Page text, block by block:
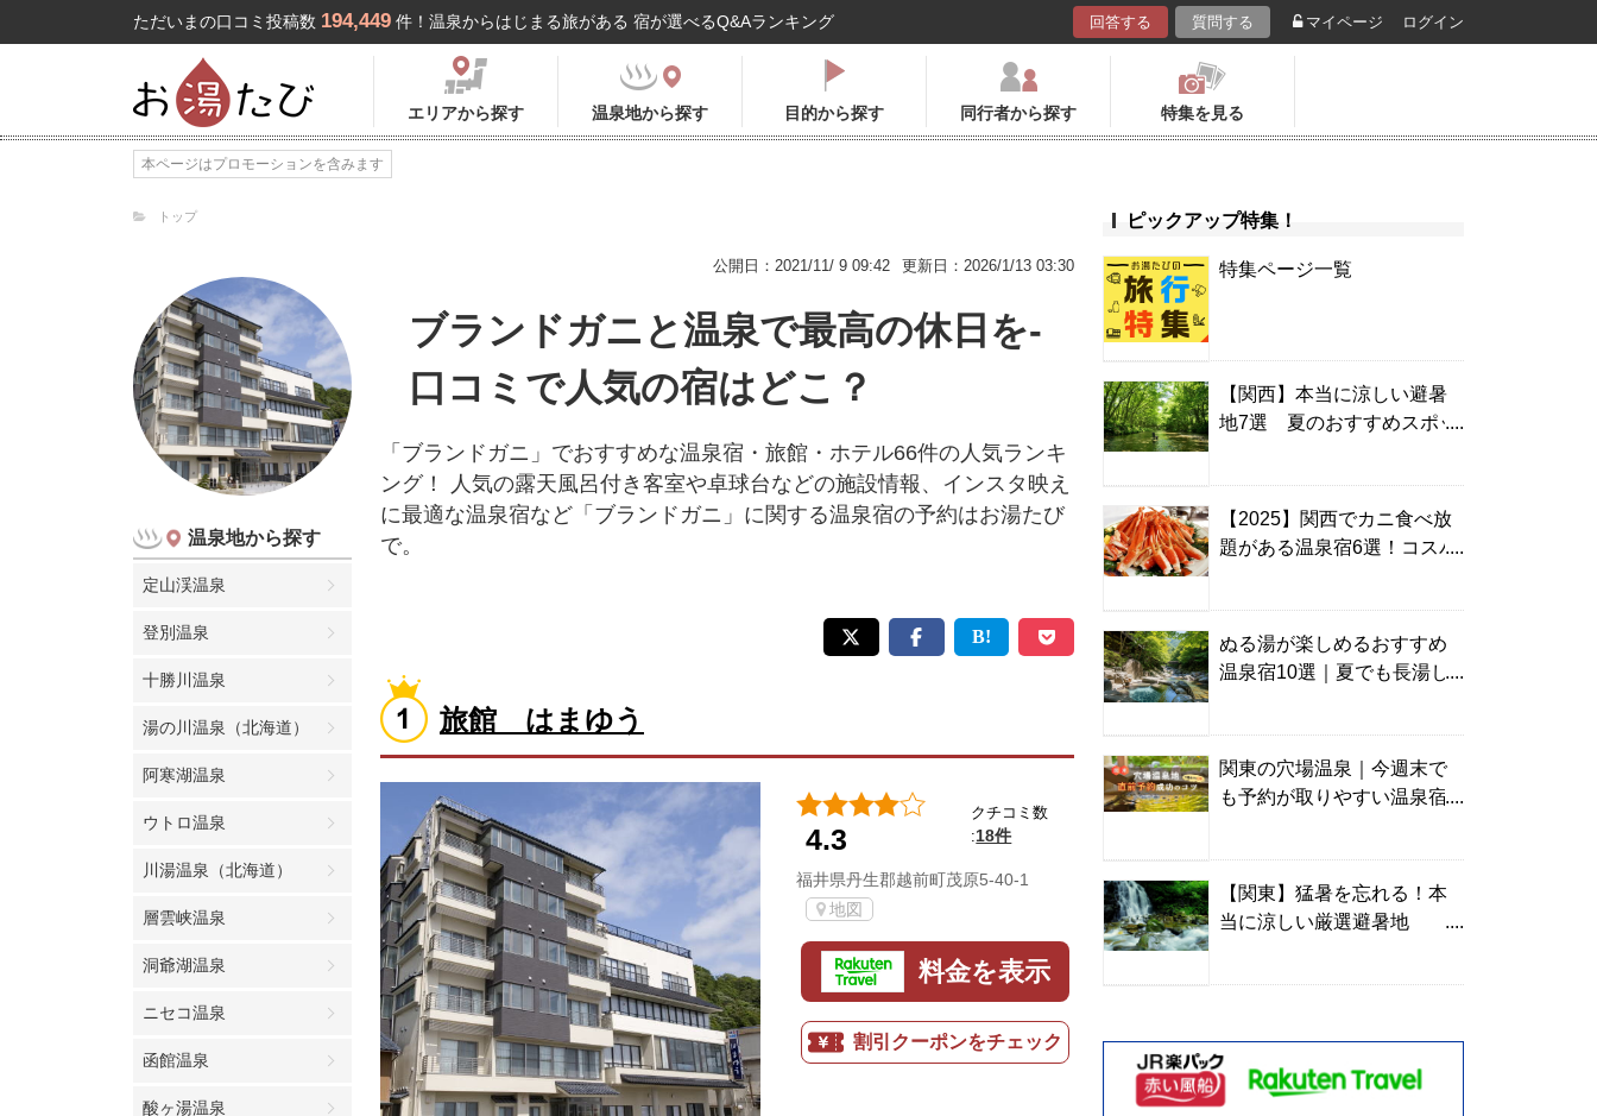
ただいまの口コミ投稿数 194,449 件！温泉からはじまる旅がある 宿が選べるQ&Aランキング 回答する 質問する マイページ ログイン
エリアから探す 温泉地から探す 目的から探す 同行者から探す 特集を見る
本ページはプロモーションを含みます
トップ
公開日：2021/11/ 9 09:42 更新日：2026/1/13 03:30
温泉地から探す
定山渓温泉
登別温泉
十勝川温泉
湯の川温泉（北海道）
阿寒湖温泉
ウトロ温泉
川湯温泉（北海道）
層雲峡温泉
洞爺湖温泉
ニセコ温泉
函館温泉
酸ヶ湯温泉
ブランドガニと温泉で最高の休日を-
口コミで人気の宿はどこ？
「ブランドガニ」でおすすめな温泉宿・旅館・ホテル66件の人気ランキ
ング！ 人気の露天風呂付き客室や卓球台などの施設情報、インスタ映え
に最適な温泉宿など「ブランドガニ」に関する温泉宿の予約はお湯たび
で。
旅館 はまゆう
4.3
クチコミ数
:18件
福井県丹生郡越前町茂原5-40-1
地図
料金を表示
割引クーポンをチェック
ピックアップ特集！
特集ページ一覧
【関西】本当に涼しい避暑
地7選 夏のおすすめスポッ
【2025】関西でカニ食べ放
題がある温泉宿6選！コスパ
ぬる湯が楽しめるおすすめ
温泉宿10選｜夏でも長湯し
関東の穴場温泉｜今週末で
も予約が取りやすい温泉宿
【関東】猛暑を忘れる！本
当に涼しい厳選避暑地